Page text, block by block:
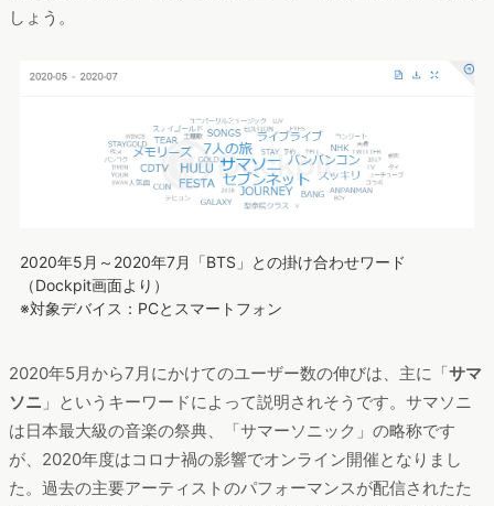
しょう。
2020年5月～2020年7月「BTS」との掛け合わせワード
（Dockpit画面より）
※対象デバイス：PCとスマートフォン
2020年5月から7月にかけてのユーザー数の伸びは、主に「サマ
ソニ 」というキーワードによって説明されそうです。サマソニ
は日本最大級の音楽の祭典、「サマーソニック」の略称です
が、2020年度はコロナ禍の影響でオンライン開催となりまし
た。過去の主要アーティストのパフォーマンスが配信されたた